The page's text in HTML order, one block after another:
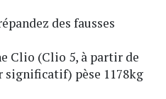
des fausses
Clio (Clio 5, à partir de
significatif) pèse 1178kg